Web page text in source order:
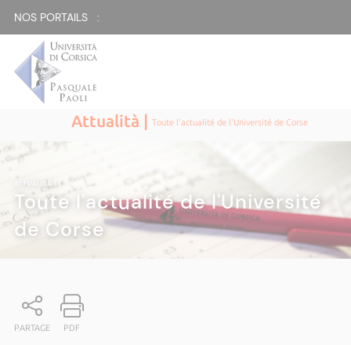
NOS PORTAILS :
Attualità |Toute l'actualité de l'Université de Corse
ATTUALITÀ|
Toute l'actualité de l'Université
de Corse
PARTAGE PDF